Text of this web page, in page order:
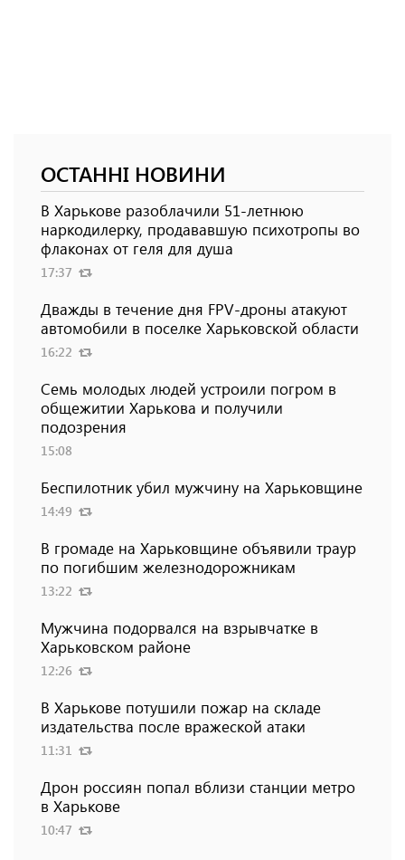
ОСТАННІ НОВИНИ
В Харькове разоблачили 51-летнюю
наркодилерку, продававшую психотропы во
флаконах от геля для душа
17:37
Дважды в течение дня FPV-дроны атакуют
автомобили в поселке Харьковской области
16:22
Семь молодых людей устроили погром в
общежитии Харькова и получили
подозрения
15:08
Беспилотник убил мужчину на Харьковщине
14:49
В громаде на Харьковщине объявили траур
по погибшим железнодорожникам
13:22
Мужчина подорвался на взрывчатке в
Харьковском районе
12:26
В Харькове потушили пожар на складе
издательства после вражеской атаки
11:31
Дрон россиян попал вблизи станции метро
в Харькове
10:47